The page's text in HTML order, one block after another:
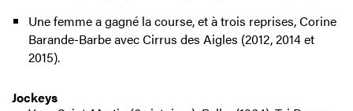
Une femme a gagné la course, et à trois reprises, Corine
Barande-Barbe avec Cirrus des Aigles (2012, 2014 et
2015).
Jockeys